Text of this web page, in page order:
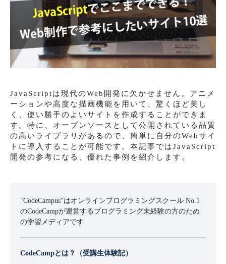
JavaScriptは現代のWeb開発に欠かせません。アニメ
ーションや高度な描画機能を用いて、驚くほど美し
く、使い勝手のよいサイトを作成することができま
す。特に、オープンソースとして公開されている品質
の高いライブラリがあるので、簡単に自分のWebサイ
トに導入することが可能です。本記事ではJavaScript
開発の参考になる、優れた事例を紹介します。
"CodeCampus"はオンラインプログラミングスクール No.1
のCodeCampが運営するプログラミング未経験の方のため
の学習メディアです
CodeCampとは？（受講生体験記）